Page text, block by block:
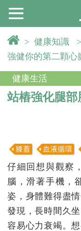
> 健康知識 >
強健你的第二顆心
健康生活
站樁強化腿
膝蓋 血液循環
仔細回想與觀察
腦，滑著手機，
姿，身體難得盡
發現，長時間久
容易心力衰竭。